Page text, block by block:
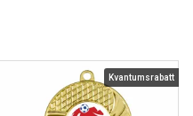
Kvantumsrabatt